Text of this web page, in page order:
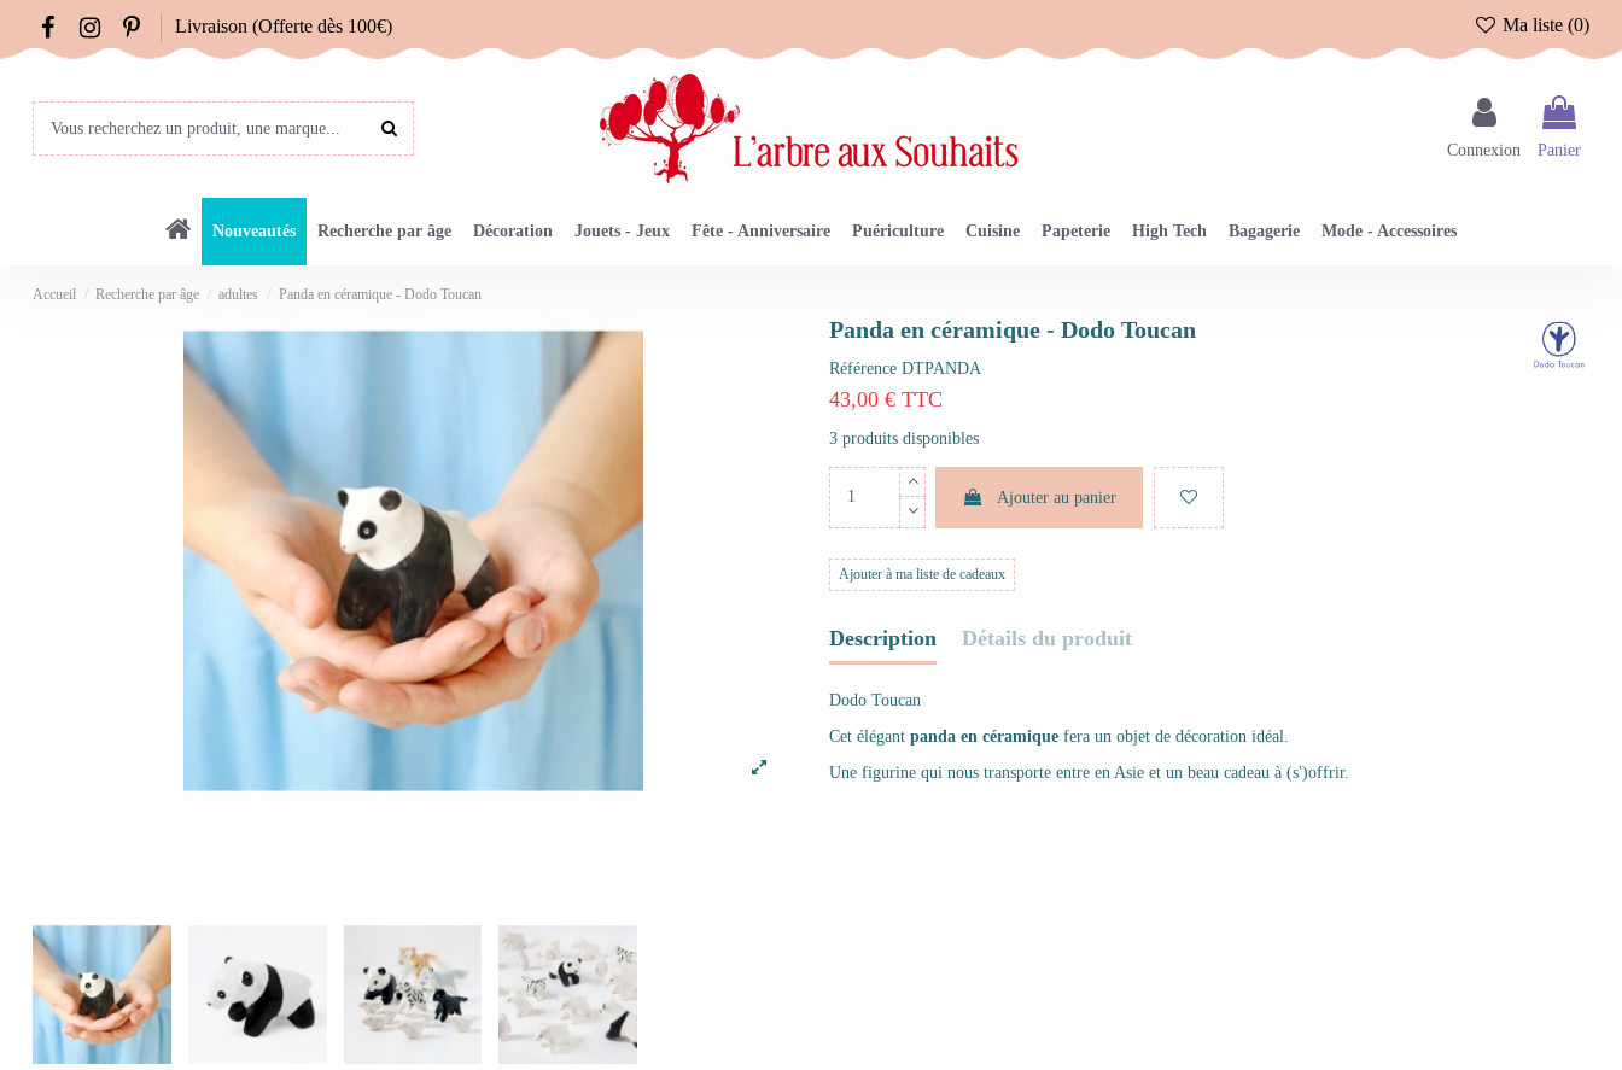
Livraison (Offerte dès 100€) Ma liste (0)
Connexion Panier
Nouveautés Recherche par âge Décoration Jouets - Jeux Fête - Anniversaire Puériculture Cuisine Papeterie High Tech Bagagerie Mode - Accessoires
Accueil Recherche par âge adultes Panda en céramique - Dodo Toucan
Panda en céramique - Dodo Toucan
Référence DTPANDA
43,00 € TTC
3 produits disponibles
Ajouter au panier
Ajouter à ma liste de cadeaux
Description Détails du produit
Dodo Toucan
Cet élégant panda en céramique fera un objet de décoration idéal.
Une figurine qui nous transporte entre en Asie et un beau cadeau à (s')offrir.